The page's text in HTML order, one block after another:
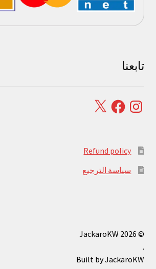
تابعنا
Instagram
Facebook
X
Refund policy
سياسة الترجيع
© JackaroKW 2026
.